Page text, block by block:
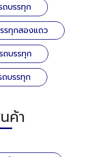
บรรทุก
รทุกสองแถว
บรรทุก
บรรทุก
ค้า